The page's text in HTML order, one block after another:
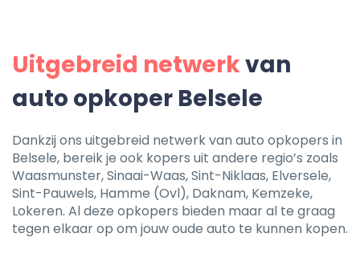
Uitgebreid netwerkvan
auto opkoper Belsele
Dankzij ons uitgebreid netwerk van auto opkopers in
Belsele, bereik je ook kopers uit andere regio’s zoals
Waasmunster, Sinaai-Waas, Sint-Niklaas, Elversele,
Sint-Pauwels, Hamme (Ovl), Daknam, Kemzeke,
Lokeren. Al deze opkopers bieden maar al te graag
tegen elkaar op om jouw oude auto te kunnen kopen.